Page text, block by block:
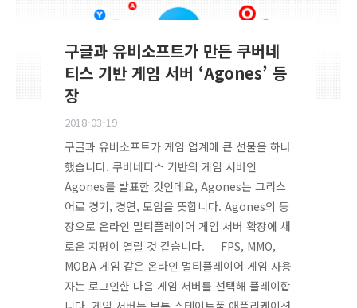
구글과 유비소프트가 만든 쿠버네
티스 기반 게임 서버 ‘Agones’ 등
장
2018-03-19
구글과 유비소프트가 게임 업계에 큰 선물을 하나
했습니다. 쿠버네티스 기반의 게임 서버인
Agones를 발표한 것인데요, Agones는 그리스
어로 경기, 경연, 모임을 뜻합니다. Agones의 등
장으로 온라인 멀티플레이어 게임 서버 확장에 새
로운 지평이 열릴 것 같습니다. FPS, MMO,
MOBA 게임 같은 온라인 멀티플레이어 게임 사용
자는 로그인한 다음 게임 서버를 선택해 플레이합